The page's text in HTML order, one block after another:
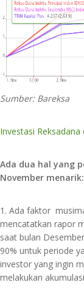
Sumber: Bareksa
Investasi Reksadana
Ada dua hal yang
November menarik:
1. Ada faktor
mencatatkan rapor
saat bulan
90% untuk periode
investor yang ingin
melakukan